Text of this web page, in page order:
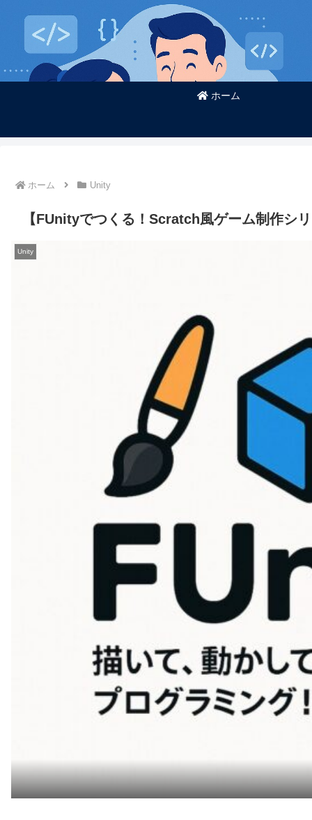
ホーム
ホーム Unity
【FUnityでつくる！Scratch風ゲーム制作シ
Unity